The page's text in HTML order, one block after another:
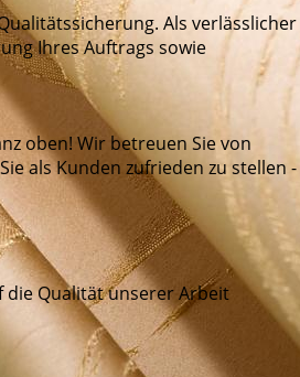
Als verlässlicher
Ihres Auftrags sowie
oben! Wir betreuen Sie von
als Kunden zufrieden zu stellen -
die Qualität unserer Arbeit